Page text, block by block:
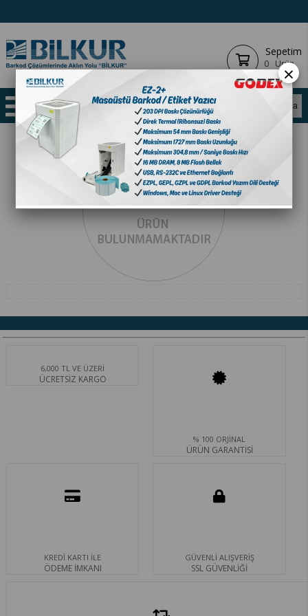
Sepetim
0 Ürün
6,000 TL VE ÜZERİ
ÜCRETSİZ KARGO
% 100 ORJİNAL
ÜRÜN GARANTİSİ
KREDİ KARTI İLE
ÖDEME İMKANI
GÜVENLİ ALIŞVERİŞ
SSL GÜVENLİĞİ
×